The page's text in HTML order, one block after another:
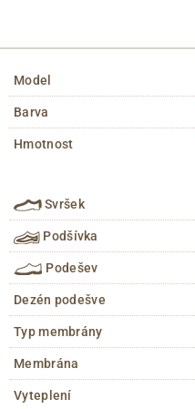
Model
Barva
Hmotnost
Svršek
Podšívka
Podešev
Dezén podešve
Typ membrány
Membrána
Vyteplení